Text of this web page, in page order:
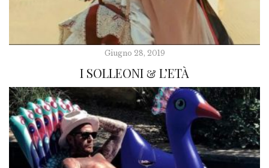
Giugno 28, 2019
I SOLLEONI & L’ETÀ